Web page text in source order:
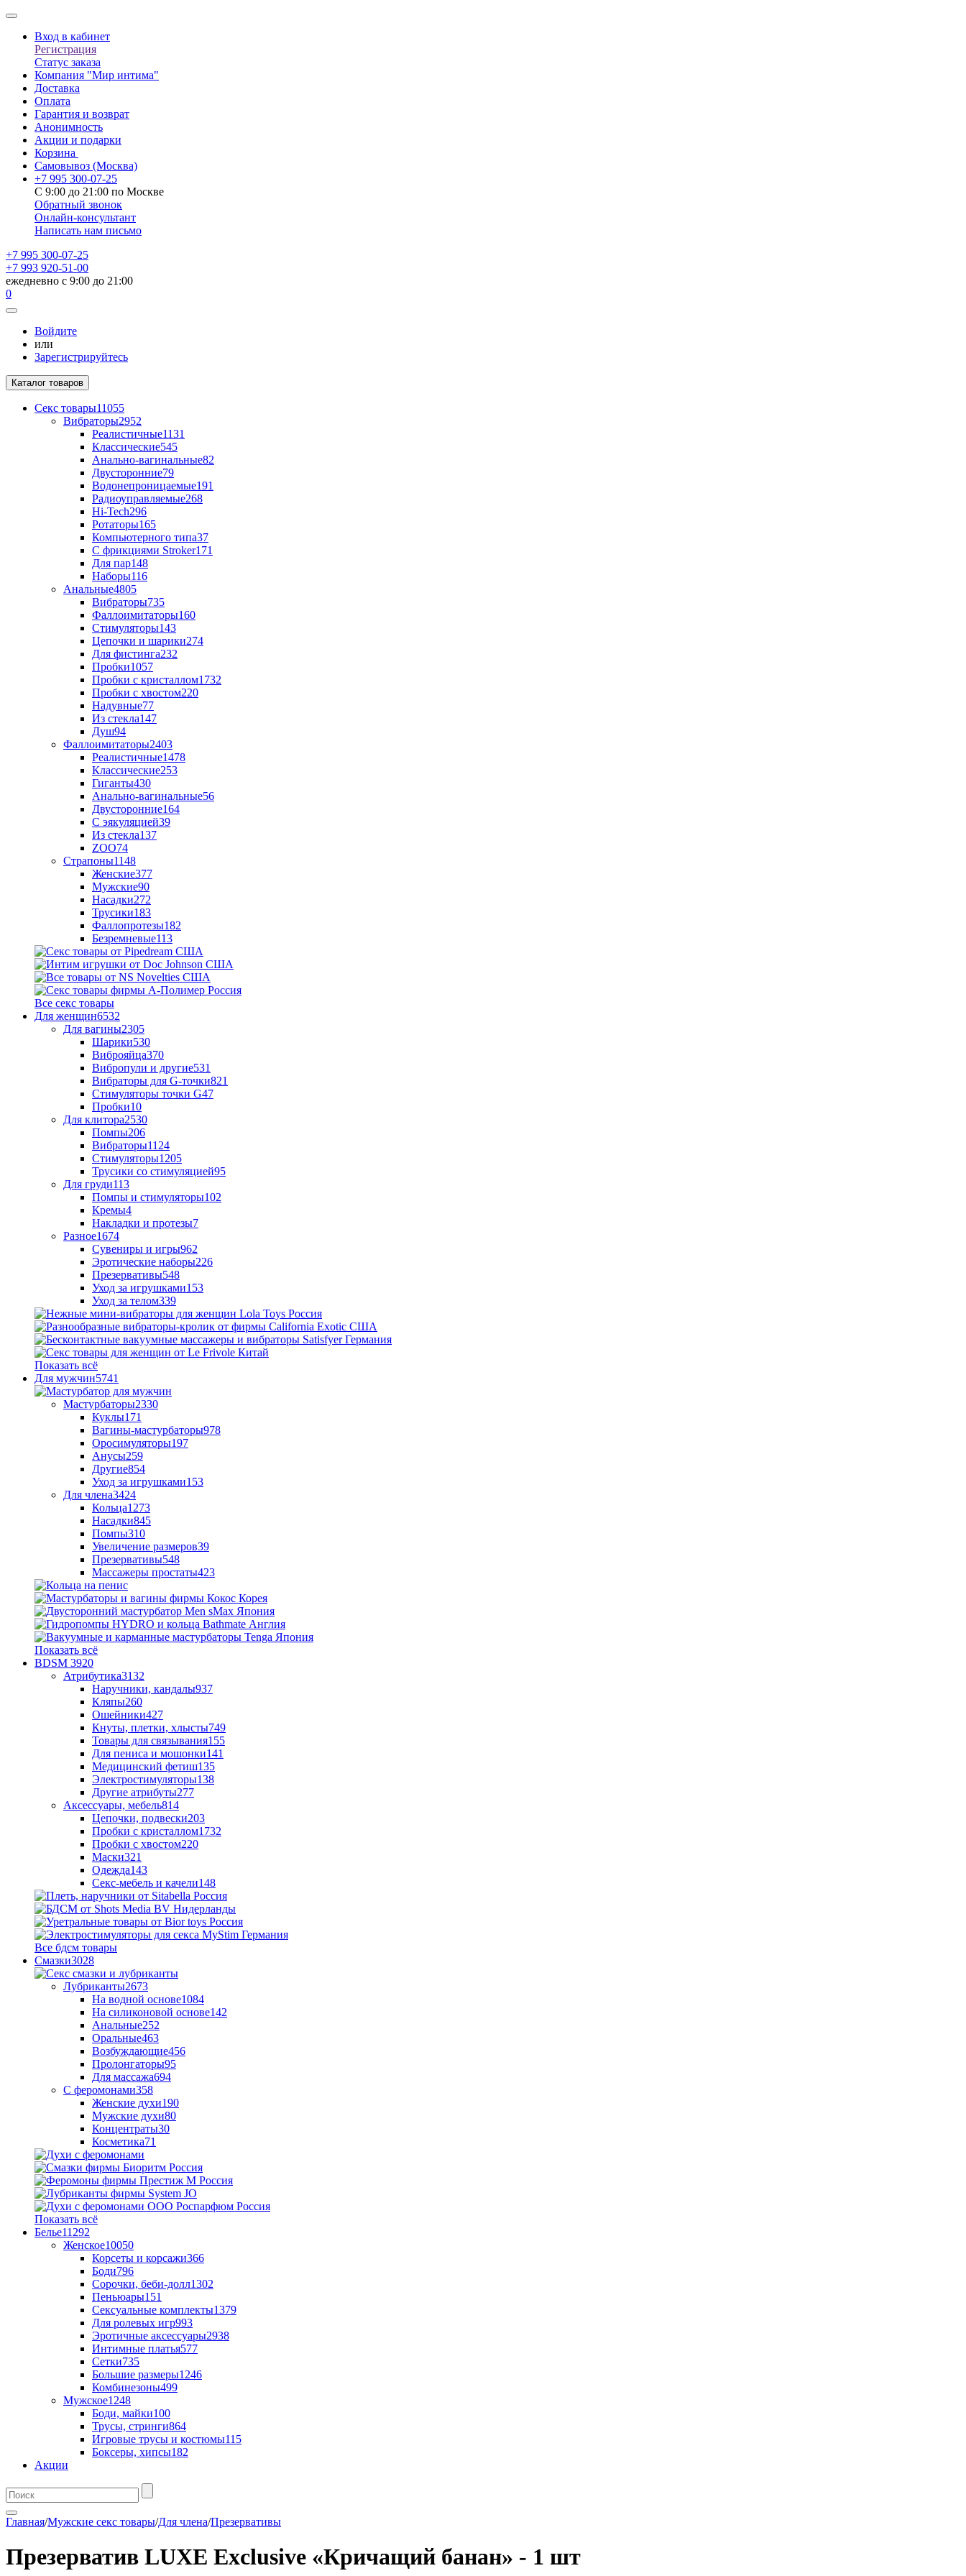
Вход в кабинет
Регистрация
Статус заказа
Компания "Мир интима"
Доставка
Оплата
Гарантия и возврат
Анонимность
Акции и подарки
Корзина
Самовывоз (Москва)
+7 995 300-07-25
С 9:00 до 21:00 по Москве
Обратный звонок
Онлайн-консультант
Написать нам письмо
+7 995 300-07-25
+7 993 920-51-00
ежедневно с 9:00 до 21:00
0
Войдите
или
Зарегистрируйтесь
Каталог товаров
Секс товары11055
Вибраторы2952
Реалистичные1131
Классические545
Анально-вагинальные82
Двусторонние79
Водонепроницаемые191
Радиоуправляемые268
Hi-Tech296
Ротаторы165
Компьютерного типа37
С фрикциями Stroker171
Для пар148
Наборы116
Анальные4805
Вибраторы735
Фаллоимитаторы160
Стимуляторы143
Цепочки и шарики274
Для фистинга232
Пробки1057
Пробки с кристаллом1732
Пробки с хвостом220
Надувные77
Из стекла147
Душ94
Фаллоимитаторы2403
Реалистичные1478
Классические253
Гиганты430
Анально-вагинальные56
Двусторонние164
С эякуляцией39
Из стекла137
ZOO74
Страпоны1148
Женские377
Мужские90
Насадки272
Трусики183
Фаллопротезы182
Безремневые113
Все секс товары
Для женщин6532
Для вагины2305
Шарики530
Виброяйца370
Вибропули и другие531
Вибраторы для G-точки821
Стимуляторы точки G47
Пробки10
Для клитора2530
Помпы206
Вибраторы1124
Стимуляторы1205
Трусики со стимуляцией95
Для груди113
Помпы и стимуляторы102
Кремы4
Накладки и протезы7
Разное1674
Сувениры и игры962
Эротические наборы226
Презервативы548
Уход за игрушками153
Уход за телом339
Показать всё
Для мужчин5741
Мастурбаторы2330
Куклы171
Вагины-мастурбаторы978
Оросимуляторы197
Анусы259
Другие854
Уход за игрушками153
Для члена3424
Кольца1273
Насадки845
Помпы310
Увеличение размеров39
Презервативы548
Массажеры простаты423
Показать всё
BDSM 3920
Атрибутика3132
Наручники, кандалы937
Кляпы260
Ошейники427
Кнуты, плетки, хлысты749
Товары для связывания155
Для пениса и мошонки141
Медицинский фетиш135
Электростимуляторы138
Другие атрибуты277
Аксессуары, мебель814
Цепочки, подвески203
Пробки с кристаллом1732
Пробки с хвостом220
Маски321
Одежда143
Секс-мебель и качели148
Все бдсм товары
Смазки3028
Лубриканты2673
На водной основе1084
На силиконовой основе142
Анальные252
Оральные463
Возбуждающие456
Пролонгаторы95
Для массажа694
С феромонами358
Женские духи190
Мужские духи80
Концентраты30
Косметика71
Показать всё
Белье11292
Женское10050
Корсеты и корсажи366
Боди796
Сорочки, беби-долл1302
Пеньюары151
Сексуальные комплекты1379
Для ролевых игр993
Эротичные аксессуары2938
Интимные платья577
Сетки735
Большие размеры1246
Комбинезоны499
Мужское1248
Боди, майки100
Трусы, стринги864
Игровые трусы и костюмы115
Боксеры, хипсы182
Акции
Главная/Мужские секс товары/Для члена/Презервативы
Презерватив LUXE Exclusive «Кричащий банан» - 1 шт